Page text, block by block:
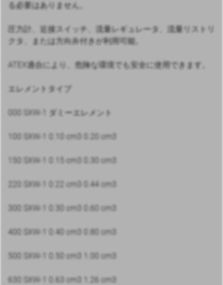
る必要はありません。
圧力計、近接スイッチ、流量レギュレータ、流量リストリ
クタ、または方向弁付きが利用可能。
ATEX適合により、危険な環境でも安全に使用できます。
エレメントタイプ
000 SXW-1 ダミーエレメント
100 SXW-1 0.10 cm3 0.20 cm3
150 SXW-1 0.15 cm3 0.30 cm3
220 SXW-1 0.22 cm3 0.44 cm3
300 SXW-1 0.30 cm3 0.60 cm3
400 SXW-1 0.40 cm3 0.80 cm3
500 SXW-1 0.50 cm3 1.00 cm3
630 SXW-1 0.63 cm3 1.26 cm3